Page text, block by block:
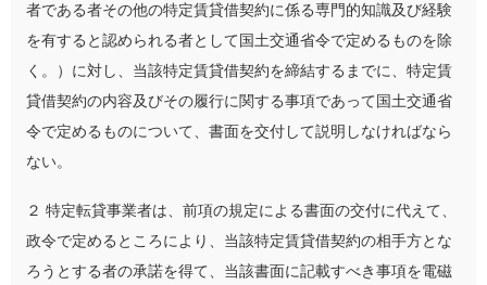
者である者その他の特定賃貸借契約に係る専門的知識及び経験
を有すると認められる者として国土交通省令で定めるものを除
く。）に対し、当該特定賃貸借契約を締結するまでに、特定賃
貸借契約の内容及びその履行に関する事項であって国土交通省
令で定めるものについて、書面を交付して説明しなければなら
ない。
２ 特定転貸事業者は、前項の規定による書面の交付に代えて、
政令で定めるところにより、当該特定賃貸借契約の相手方とな
ろうとする者の承諾を得て、当該書面に記載すべき事項を電磁